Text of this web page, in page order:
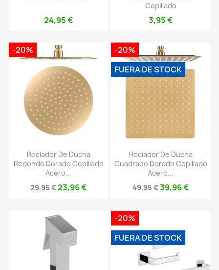
24,95 €
Cepillado
3,95 €
Rociador De Ducha
Redondo Dorado Cepillado
Acero...
29,95 €23,96 €
-20%
Rociador De Ducha
Cuadrado Dorado Cepillado
Acero...
49,95 €39,96 €
-20%
FUERA DE STOCK
-20%
FUERA DE STOCK